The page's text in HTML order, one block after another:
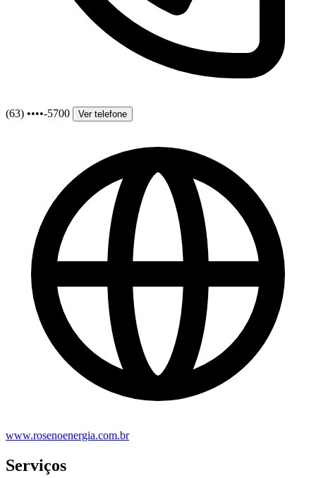
(63) ••••-5700 Ver telefone
www.rosenoenergia.com.br
Serviços